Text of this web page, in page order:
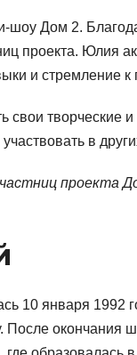
шоу Дом 2.
проекта. Юлия
и стремление к
творческие
в
проекта
10 января 1992
После окончания